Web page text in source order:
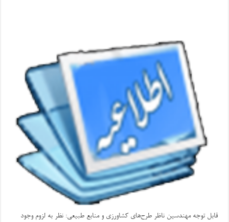
قابل توجه مهندسین ناظر طرح‌های کشاورزی و منابع طبیعی: نظر به لزوم وجود